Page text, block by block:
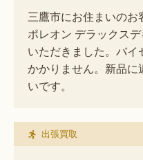
三鷹市にお住まいの
ポレオン デラックス
いただきました。バ
かかりません。新品
いです。
出張買取